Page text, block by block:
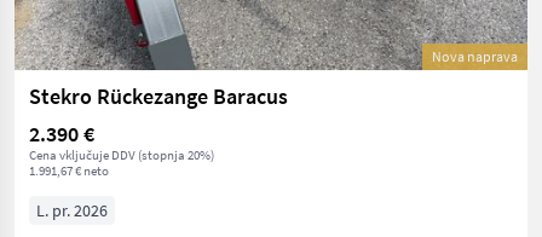
Nova naprava
Stekro Rückezange Baracus
2.390 €
Cena vključuje DDV (stopnja 20%)
1.991,67 € neto
L. pr. 2026